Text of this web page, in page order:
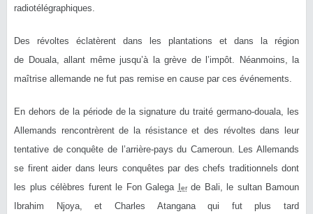
radiotélégraphiques.
Des révoltes éclatèrent dans les plantations et dans la région
de Douala, allant même jusqu’à la grève de l’impôt. Néanmoins, la
maîtrise allemande ne fut pas remise en cause par ces événements.
En dehors de la période de la signature du traité germano-douala, les
Allemands rencontrèrent de la résistance et des révoltes dans leur
tentative de conquête de l’arrière-pays du Cameroun. Les Allemands
se firent aider dans leurs conquêtes par des chefs traditionnels dont
les plus célèbres furent le Fon Galega
erde Bali, le sultan Bamoun
Ibrahim Njoya, et Charles Atangana qui fut plus tard